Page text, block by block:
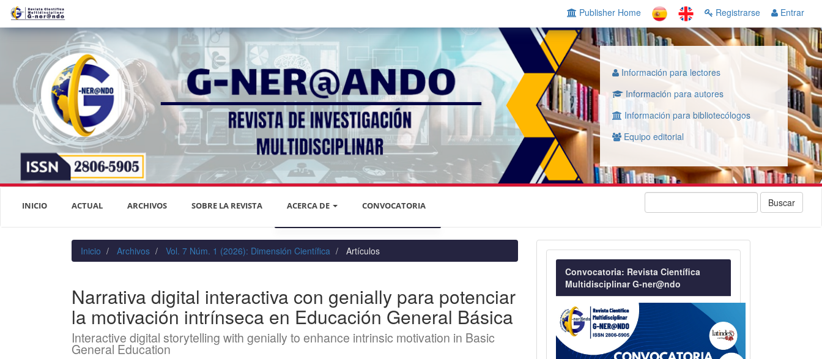
Navegación
principal
Contenido
Barra
lateral
Publisher Home Registrarse Entrar
Información para lectores
Información para autores
Información para bibliotecólogos
Equipo editorial
INICIO ACTUAL ARCHIVOS SOBRE LA REVISTA ACERCA DE
DECLARACIÓN DE PRIVACIDAD
EQUIPO EDITORIAL
PROTOCOLO DE INTEROPERABILIDAD
CONVOCATORIA Buscar
Inicio Archivos Vol. 7 Núm. 1 (2026): Dimensión Científica Artículos
Narrativa digital interactiva con genially para potenciar
la motivación intrínseca en Educación General Básica
Interactive digital storytelling with genially to enhance intrinsic motivation in Basic
General Education
Convocatoria
Convocatoria: Revista Científica
Multidisciplinar G-ner@ndo